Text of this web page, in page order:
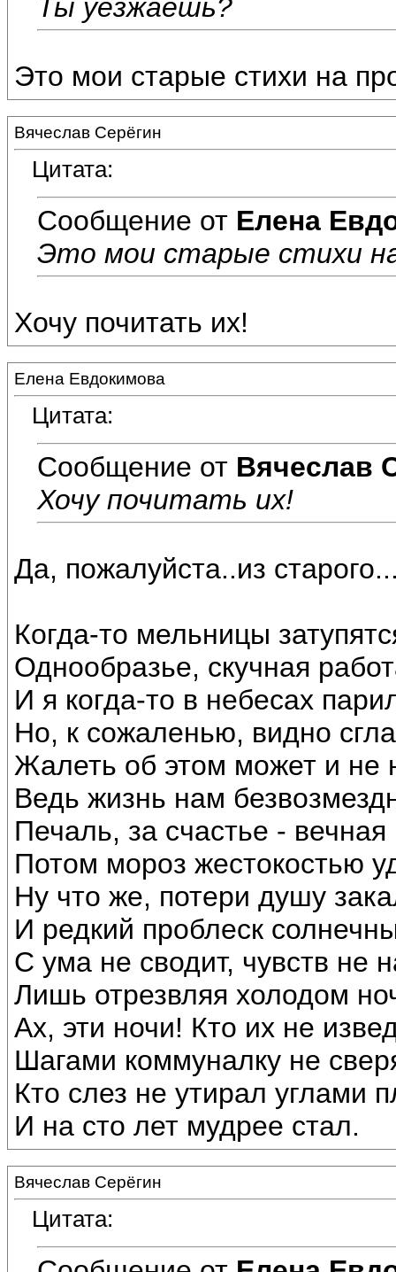
Ты уезжаешь?
Это мои старые стихи на
Вячеслав Серёгин
Цитата:
Сообщение от Елена
Это мои старые стихи
Хочу почитать их!
Елена Евдокимова
Цитата:
Сообщение от Вячеслав
Хочу почитать их!
Да, пожалуйста..из
Когда-то мельницы
Однообразье, скучная
И я когда-то в небесах
Но, к сожаленью, видно
Жалеть об этом может и не
Ведь жизнь нам
Печаль, за счастье - вечная
Потом мороз жестокостью
Ну что же, потери душу
И редкий проблеск
С ума не сводит, чувств не
Лишь отрезвляя холодом
Ах, эти ночи! Кто их не
Шагами коммуналку не
Кто слез не утирал углами
И на сто лет мудрее стал.
Вячеслав Серёгин
Цитата: